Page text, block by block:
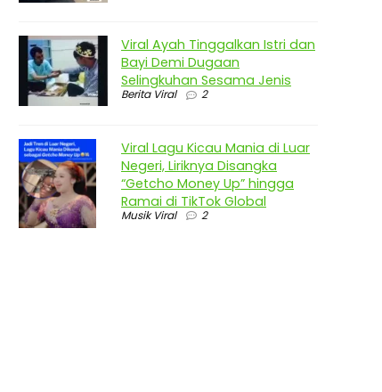
Viral Ayah Tinggalkan Istri dan
Bayi Demi Dugaan
Selingkuhan Sesama Jenis
Berita Viral 2
Viral Lagu Kicau Mania di Luar
Negeri, Liriknya Disangka
“Getcho Money Up” hingga
Ramai di TikTok Global
Musik Viral 2